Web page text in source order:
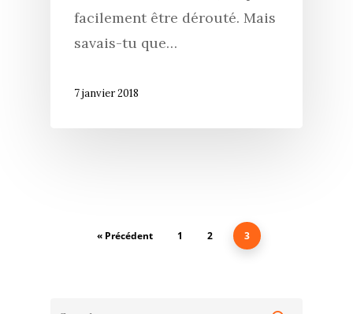
facilement être dérouté. Mais
savais-tu que…
7 janvier 2018
« Précédent 1 2 3